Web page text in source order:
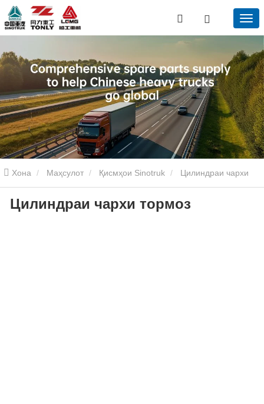
Хона Маҳсулот Қисмҳои Sinotruk
тормоз
Цилиндраи чархи тормоз